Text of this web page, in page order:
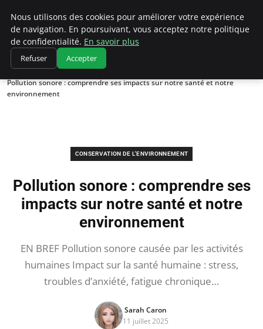
Climatedebtagents
Accueil
Conservation de l'environnement
Pollution sonore : comprendre ses impacts sur notre santé et notre
environnement
CONSERVATION DE L'ENVIRONNEMENT
Pollution sonore : comprendre ses
impacts sur notre santé et notre
environnement
EN BREF Pollution sonore causée par les activités
humaines Impact sur la santé humaine : stress,
troubles d’anxiété, fatigue chronique…
Sarah Caron
11 juillet 2025
Nous utilisons des cookies pour améliorer votre expérience
de navigation. En poursuivant, vous acceptez notre politique
de confidentialité. En savoir plus
Refuser Accepter